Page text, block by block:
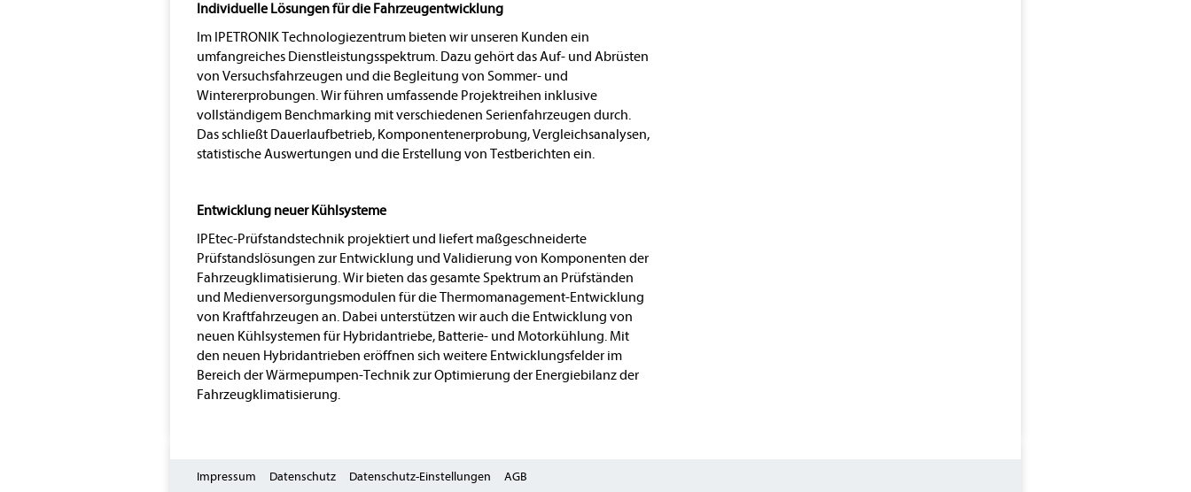
Individuelle Lösungen für die Fahrzeugentwicklung
Im IPETRONIK Technologiezentrum bieten wir unseren Kunden ein
umfangreiches Dienstleistungsspektrum. Dazu gehört das Auf- und Abrüsten
von Versuchsfahrzeugen und die Begleitung von Sommer- und
Wintererprobungen. Wir führen umfassende Projektreihen inklusive
vollständigem Benchmarking mit verschiedenen Serienfahrzeugen durch.
Das schließt Dauerlaufbetrieb, Komponentenerprobung, Vergleichsanalysen,
statistische Auswertungen und die Erstellung von Testberichten ein.
Entwicklung neuer Kühlsysteme
IPEtec-Prüfstandstechnik projektiert und liefert maßgeschneiderte
Prüfstandslösungen zur Entwicklung und Validierung von Komponenten der
Fahrzeugklimatisierung. Wir bieten das gesamte Spektrum an Prüfständen
und Medienversorgungsmodulen für die Thermomanagement-Entwicklung
von Kraftfahrzeugen an. Dabei unterstützen wir auch die Entwicklung von
neuen Kühlsystemen für Hybridantriebe, Batterie- und Motorkühlung. Mit
den neuen Hybridantrieben eröffnen sich weitere Entwicklungsfelder im
Bereich der Wärmepumpen-Technik zur Optimierung der Energiebilanz der
Fahrzeugklimatisierung.
Impressum Datenschutz Datenschutz-Einstellungen AGB